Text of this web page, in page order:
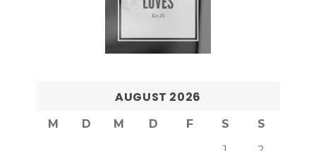
AUGUST 2026
M D M D F S
S